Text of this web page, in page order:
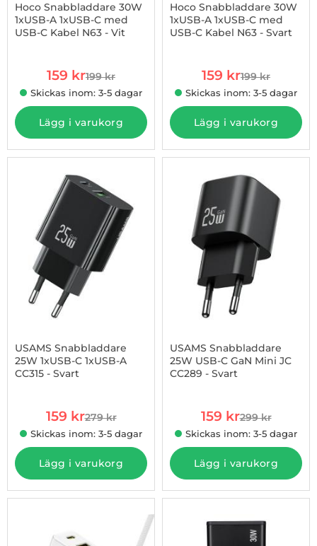
Hoco Snabbladdare 30W
1xUSB-A 1xUSB-C med
USB-C Kabel N63 - Vit
rea pris
159 krtidigare pris
199 kr
Skickas inom: 3-5 dagar
Lägg i varukorg
Hoco Snabbladdare 30W
1xUSB-A 1xUSB-C med
USB-C Kabel N63 - Svart
rea pris
159 krtidigare pris
199 kr
Skickas inom: 3-5 dagar
Lägg i varukorg
-43%
USAMS Snabbladdare
25W 1xUSB-C 1xUSB-A
CC315 - Svart
rea pris
159 krtidigare pris
279 kr
Skickas inom: 3-5 dagar
Lägg i varukorg
USAMS Snabbladdare
25W USB-C GaN Mini JC
CC289 - Svart
rea pris
159 krtidigare pris
299 kr
Skickas inom: 3-5 dagar
Lägg i varukorg
-47%